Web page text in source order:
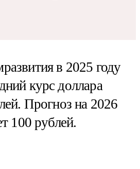
в 2025 году
курс доллара
Прогноз на 2026
100 рублей.